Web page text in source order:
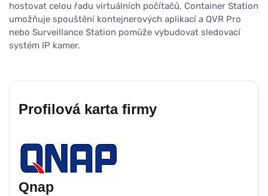
hostovat celou řadu virtuálních počítačů, Container Station
umožňuje spouštění kontejnerových aplikací a QVR Pro
nebo Surveillance Station pomůže vybudovat sledovací
systém IP kamer.
Profilová karta firmy
Qnap